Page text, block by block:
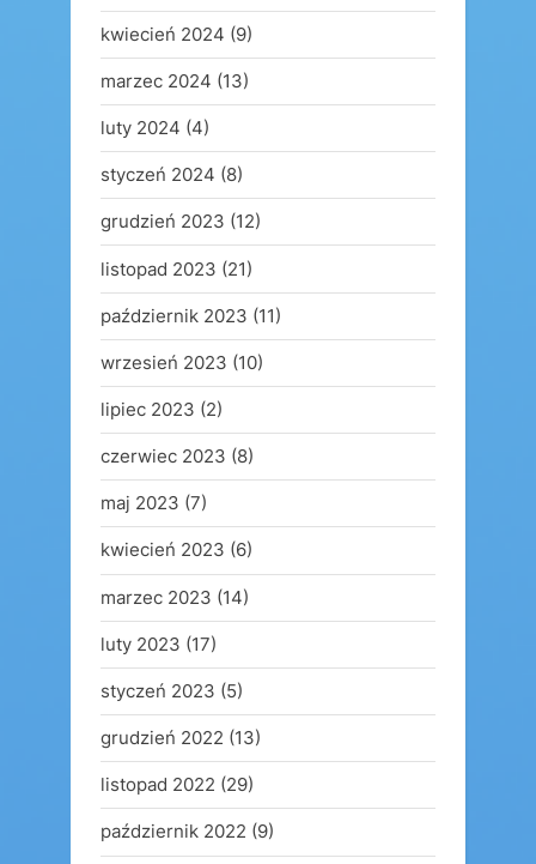
kwiecień 2024 (9)
marzec 2024 (13)
luty 2024 (4)
styczeń 2024 (8)
grudzień 2023 (12)
listopad 2023 (21)
październik 2023 (11)
wrzesień 2023 (10)
lipiec 2023 (2)
czerwiec 2023 (8)
maj 2023 (7)
kwiecień 2023 (6)
marzec 2023 (14)
luty 2023 (17)
styczeń 2023 (5)
grudzień 2022 (13)
listopad 2022 (29)
październik 2022 (9)